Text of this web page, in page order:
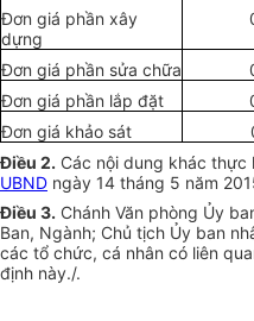
Đơn giá phần xây
dựng
Đơn giá phần sửa chữa
Đơn giá phần lắp đặt
Đơn giá khảo sát
Điều 2. Các nội dung khác thực
UBND ngày 14 tháng 5 năm
Điều 3. Chánh Văn phòng Ủy
Ban, Ngành; Chủ tịch Ủy ban
các tổ chức, cá nhân có liên
định này./.